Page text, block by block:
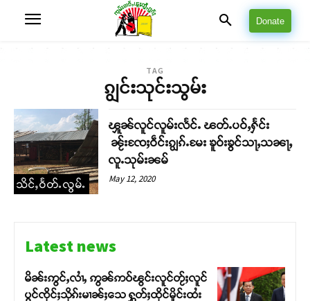
Donate
TAG
ၵျွင်းသုင်းသွမ်း
သိင်ႇဝႅတ်ႉလွမ်ႉ
ၾူၼ်လူင်လူမ်းလႅင်ႉ ၽတ်ႉပဝ်ႇႁႅင်း
ၼႂ်းၸႄႈဝဵင်းၵျွၵ်ႉမႄး ၶူဝ်းၶွင်သႃႇသၼႃႇ
လူႉသုမ်းၼမ်
May 12, 2020
Latest news
မိၼ်းဢွင်ႇလၢႆႇ ဢွၼ်ဢဝ်ၽွင်းလူင်တႂ်ႈလူင်
ပွင်ၸိုင်ႈသိုၵ်းမၢၼ်ႈသေ ႁွတ်ႈထိုင်မိူင်းထႆး